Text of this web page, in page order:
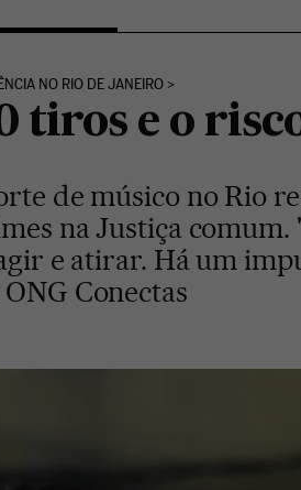
NO RIO DE JANEIRO
tiros e o
de músico no Rio
na Justiça
e atirar. Há um
Conectas